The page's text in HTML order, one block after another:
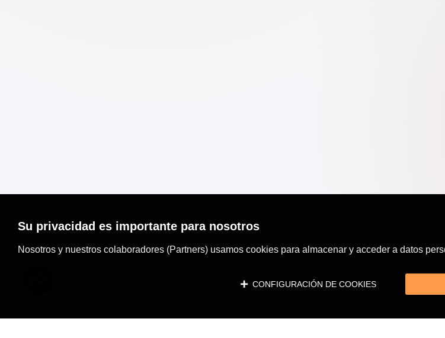
Su privacidad es importante para nosotros
Nosotros y nuestros colaboradores (Partners) usamos cookies para almacenar y acceder a datos
CONFIGURACIÓN DE COOKIES